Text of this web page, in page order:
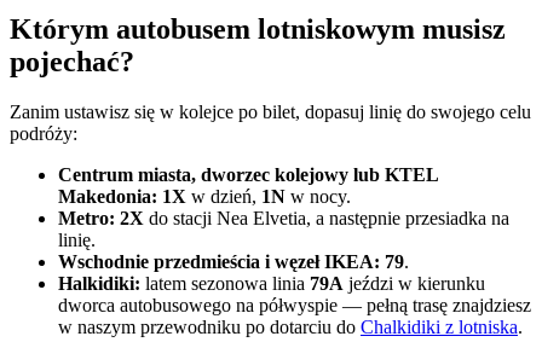
Którym autobusem lotniskowym musisz
pojechać?
Zanim ustawisz się w kolejce po bilet, dopasuj linię do swojego celu
podróży:
Centrum miasta, dworzec kolejowy lub KTEL
Makedonia: 1X w dzień, 1N w nocy.
Metro: 2X do stacji Nea Elvetia, a następnie przesiadka na
linię.
Wschodnie przedmieścia i węzeł IKEA: 79.
Halkidiki: latem sezonowa linia 79A jeździ w kierunku
dworca autobusowego na półwyspie — pełną trasę znajdziesz
w naszym przewodniku po dotarciu do Chalkidiki z lotniska.